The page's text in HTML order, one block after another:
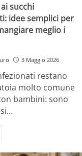
succhi
idee semplici per
meglio i
3 Maggio 2026
restano
molto comune
bambini: sono